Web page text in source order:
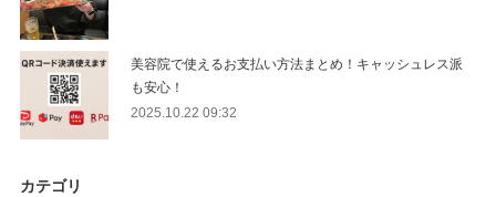
美容院で使えるお支払い方法まとめ！キャッシュレス派
も安心！
2025.10.22 09:32
カテゴリ